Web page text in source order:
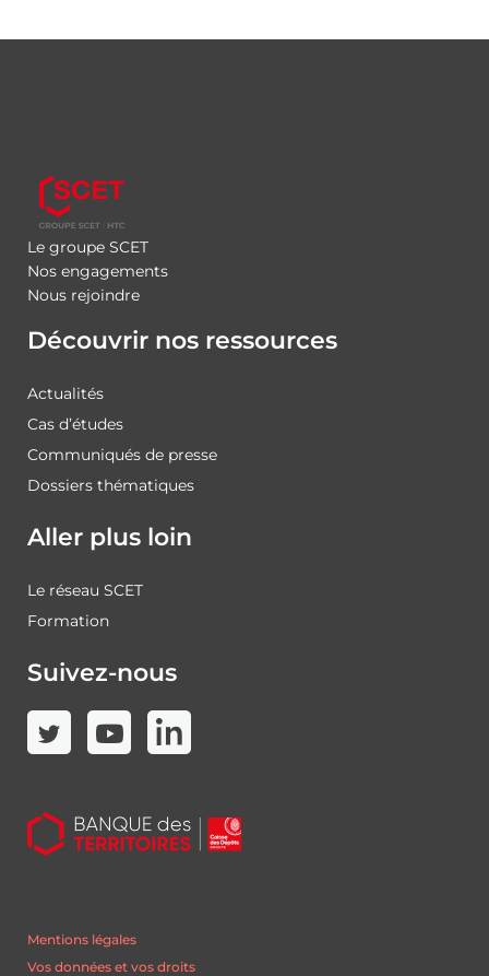
Le groupe SCET
Nos engagements
Nous rejoindre
Découvrir nos ressources
Actualités
Cas d’études
Communiqués de presse
Dossiers thématiques
Aller plus loin
Le réseau SCET
Formation
Suivez-nous
Mentions légales
Vos données et vos droits